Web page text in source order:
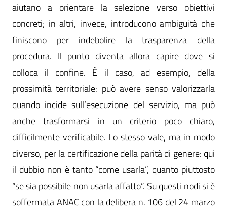
aiutano a orientare la selezione verso obiettivi
concreti; in altri, invece, introducono ambiguità che
finiscono per indebolire la trasparenza della
procedura. Il punto diventa allora capire dove si
colloca il confine. È il caso, ad esempio, della
prossimità territoriale: può avere senso valorizzarla
quando incide sull’esecuzione del servizio, ma può
anche trasformarsi in un criterio poco chiaro,
difficilmente verificabile. Lo stesso vale, ma in modo
diverso, per la certificazione della parità di genere: qui
il dubbio non è tanto “come usarla”, quanto piuttosto
“se sia possibile non usarla affatto”. Su questi nodi si è
soffermata ANAC con la delibera n. 106 del 24 marzo